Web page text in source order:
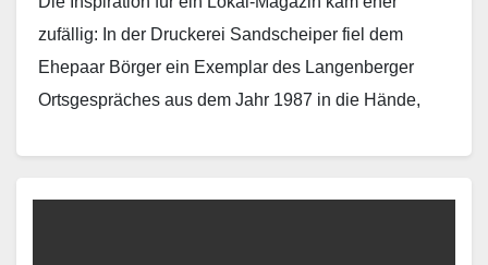
zufällig: In der Druckerei Sandscheiper fiel dem
Ehepaar Börger ein Exemplar des Langenberger
Ortsgespräches aus dem Jahr 1987 in die Hände,